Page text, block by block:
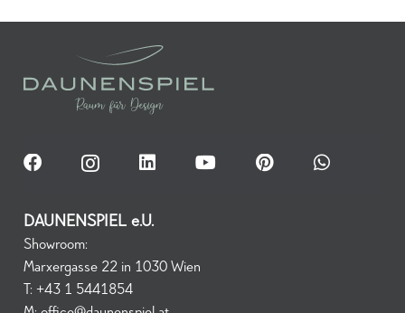
DAUNENSPIEL e.U.
Showroom:
Marxergasse 22 in 1030 Wien
T: +43 1 5441854